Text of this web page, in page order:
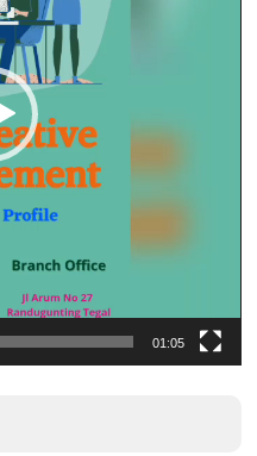
01:05